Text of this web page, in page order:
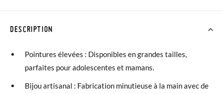
DESCRIPTION
Pointures élevées : Disponibles en grandes tailles,
parfaites pour adolescentes et mamans.
Bijou artisanal : Fabrication minutieuse à la main avec de